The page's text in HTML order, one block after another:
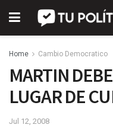
Home Cambio Democratico
MARTIN
LUGAR DE
Jul 12, 2008